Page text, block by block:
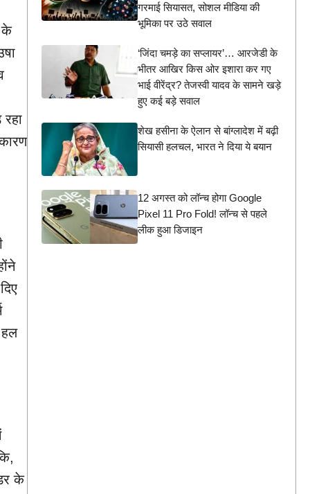
के
हल
के
गरमाई सियासत, सोशल मीडिया की
भूमिका पर उठे सवाल
‘जिंदा चमड़े का सप्लायर’… आरजेडी के
भीतर आखिर किस ओर इशारा कर गए
भाई वीरेंद्र? तेजस्वी यादव के सामने खड़े
हुए कई बड़े सवाल
शेख हसीना के ऐलान से बांग्लादेश में बढ़ी
सियासी हलचल, भारत ने दिया ये बयान
12 अगस्त को लॉन्च होगा Google
Pixel 11 Pro Fold! लॉन्च से पहले
लीक हुआ डिजाइन